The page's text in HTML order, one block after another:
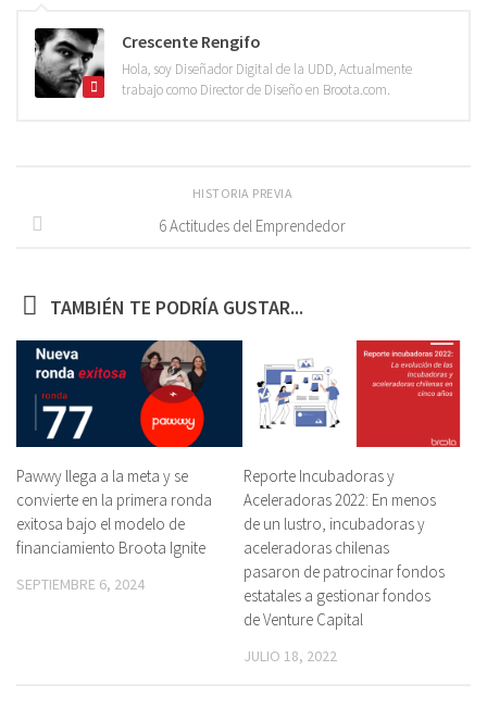
Crescente Rengifo
Hola, soy Diseñador Digital de la UDD, Actualmente
trabajo como Director de Diseño en Broota.com.
HISTORIA PREVIA
6 Actitudes del Emprendedor
TAMBIÉN TE PODRÍA GUSTAR...
Pawwy llega a la meta y se
convierte en la primera ronda
exitosa bajo el modelo de
financiamiento Broota Ignite
SEPTIEMBRE 6, 2024
Reporte Incubadoras y
Aceleradoras 2022: En menos
de un lustro, incubadoras y
aceleradoras chilenas
pasaron de patrocinar fondos
estatales a gestionar fondos
de Venture Capital
JULIO 18, 2022